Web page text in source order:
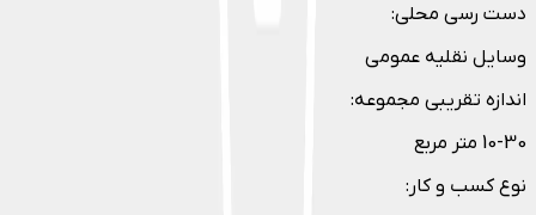
دست رسی محلی:
وسایل نقلیه عمومی
اندازه تقریبی مجموعه:
10-30 متر مربع
نوع کسب و کار :